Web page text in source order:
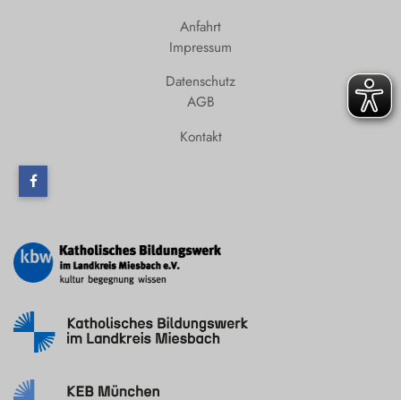
Anfahrt
Impressum
Datenschutz
AGB
Kontakt